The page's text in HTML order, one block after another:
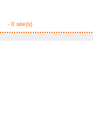
- 0 site(s)